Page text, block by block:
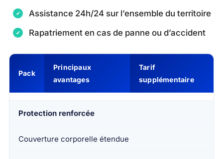
Assistance 24h/24 sur l’ensemble du territoire
Rapatriement en cas de panne ou d’accident
Pack
Principaux
avantages
Tarif
supplémentaire
Protection renforcée
Couverture corporelle étendue